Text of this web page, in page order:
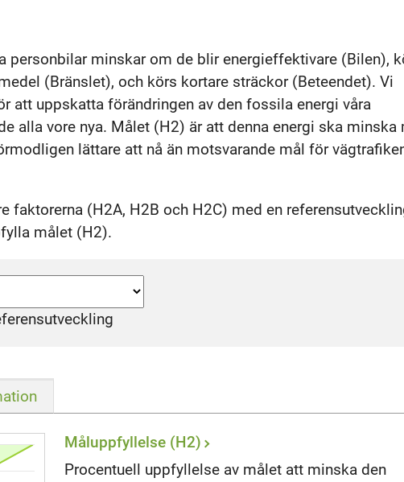
personbilar minskar om de blir energieffektivare (Bilen),
(Bränslet), och körs kortare sträckor (Beteendet). Vi
att uppskatta förändringen av den fossila energi våra
alla vore nya. Målet (H2) är att denna energi ska minska
lättare att nå än motsvarande mål för
faktorerna (H2A, H2B och H2C) med en
målet (H2).
Måluppfyllelse (H2)
Procentuell uppfyllelse av målet att minska den